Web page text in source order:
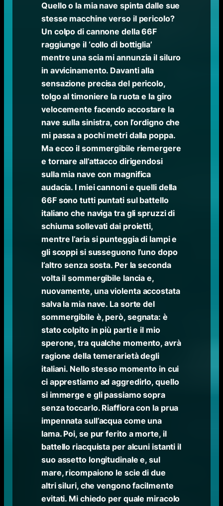
Quello o la mia nave spinta dalle sue
stesse macchine verso il pericolo?
Un colpo di cannone della 66F
raggiunge il ‘collo di bottiglia’
mentre una scia mi annunzia il siluro
in avvicinamento. Davanti alla
sensazione precisa del pericolo,
tolgo al timoniere la ruota e la giro
velocemente facendo accostare la
nave sulla sinistra, con l’ordigno che
mi passa a pochi metri dalla poppa.
Ma ecco il sommergibile riemergere
e tornare all’attacco dirigendosi
sulla mia nave con magnifica
audacia. I miei cannoni e quelli della
66F sono tutti puntati sul battello
italiano che naviga tra gli spruzzi di
schiuma sollevati dai proietti,
mentre l’aria si punteggia di lampi e
gli scoppi si susseguono l’uno dopo
l’altro senza sosta. Per la seconda
volta il sommergibile lancia e,
nuovamente, una violenta accostata
salva la mia nave. La sorte del
sommergibile è, però, segnata: è
stato colpito in più parti e il mio
sperone, tra qualche momento, avrà
ragione della temerarietà degli
italiani. Nello stesso momento in cui
ci apprestiamo ad aggredirlo, quello
si immerge e gli passiamo sopra
senza toccarlo. Riaffiora con la prua
impennata sull’acqua come una
lama. Poi, se pur ferito a morte, il
battello riacquista per alcuni istanti il
suo assetto longitudinale e, sul
mare, ricompaiono le scie di due
altri siluri, che vengono facilmente
evitati. Mi chiedo per quale miracolo